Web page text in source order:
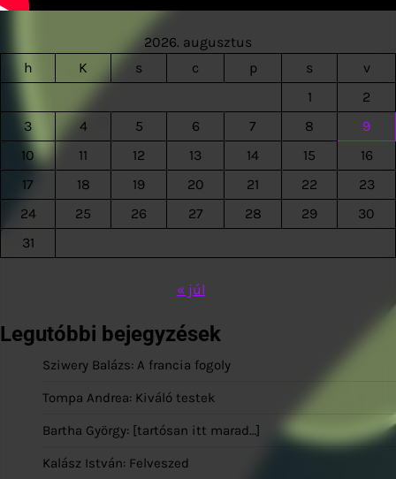
2026. augusztus
h
K s c p s
v
1
2
3
4 5 6 7 8
9
10
11 12 13 14 15
16
17
18 19 20 21 22
23
24
25 26 27 28 29
30
31
« júl
Legutóbbi bejegyzések
Sziwery Balázs: A francia fogoly
Tompa Andrea: Kiváló testek
Bartha György: [tartósan itt marad…]
Kalász István: Felveszed